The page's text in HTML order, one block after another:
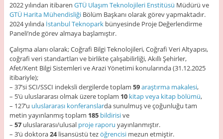
2022 yılından itibaren GTÜ Ulaşım Teknolojileri Enstitüsü Müdürü ve
GTÜ Harita MühendisliğiBölüm Başkanı olarak görev yapmaktadır.
2024 yılında İstanbul Teknoparkbünyesinde Proje Değerlendirme
Paneli’nde görev almaya başlamıştır.
Çalışma alanı olarak; Coğrafi Bilgi Teknolojileri, Coğrafi Veri Altyapısı,
coğrafi veri standartları ve birlikte çalışabilirliği, Akıllı Şehirler,
Afet/Kent Bilgi Sistemleri ve Arazi Yönetimi konularında (31.12.2025
itibariyle);
– 37’si SCI/SSCI indeksli dergilerde toplam 59araştırma makalesi,
– 5’ü uluslararası olmak üzere toplam 10 kitap veya kitap bölümü,
– 127’u uluslararası konferanslarda sunulmuş ve çoğunluğu tam
metin yayınlanmış toplam 185 bildirisive
– 57uluslararası/ulusal proje raporu yayınlanmıştır.
– 3’ü doktora24lisansüstü tezöğrencisimezun etmiştir.